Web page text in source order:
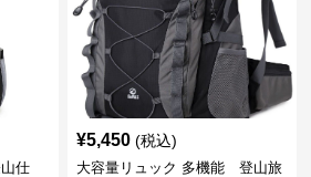
仕
¥5,450 (税込)
大容量リュック 多機能 登山旅